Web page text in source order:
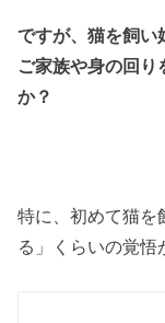
ですが、猫を飼い
ご家族や身の回
か？
特に、初めて猫を
る」くらいの覚悟